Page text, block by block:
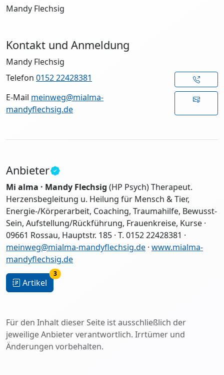
Mandy Flechsig
Kontakt und Anmeldung
Mandy Flechsig
Telefon 0152 22428381
E-Mail meinweg@mialma-
mandyflechsig.de
Anbieter
Mi alma · Mandy Flechsig (HP Psych) Therapeut.
Herzensbegleitung u. Heilung für Mensch & Tier,
Energie-/Körperarbeit, Coaching, Traumahilfe, Bewusst-
Sein, Aufstellung/Rückführung, Frauenkreise, Kurse ·
09661 Rossau, Hauptstr. 185 · T. 0152 22428381 ·
meinweg@mialma-mandyflechsig.de · www.mialma-
mandyflechsig.de
Artikel
3
Für den Inhalt dieser Seite ist ausschließlich der
jeweilige Anbieter verantwortlich. Irrtümer und
Änderungen vorbehalten.